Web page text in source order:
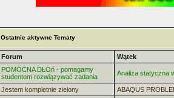
Ostatnie aktywne Tematy
Forum
Wątek
POMOCNA DŁOń - pomagamy
studentom rozwiązywać zadania
Analiza statyczna
Jestem kompletnie zielony ABAQUS